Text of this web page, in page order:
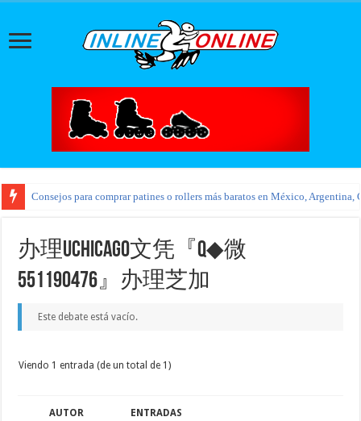
Consejos para comprar patines o rollers más baratos en México, Argentina,
办理UChicago文凭『Q◆微
551190476』办理芝加
Este debate está vacío.
Viendo 1 entrada (de un total de 1)
AUTOR ENTRADAS